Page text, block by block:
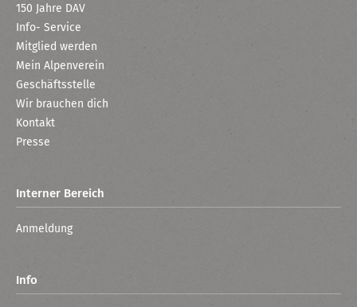
150 Jahre DAV
Info- Service
Mitglied werden
Mein Alpenverein
Geschäftsstelle
Wir brauchen dich
Kontakt
Presse
Interner Bereich
Anmeldung
Info